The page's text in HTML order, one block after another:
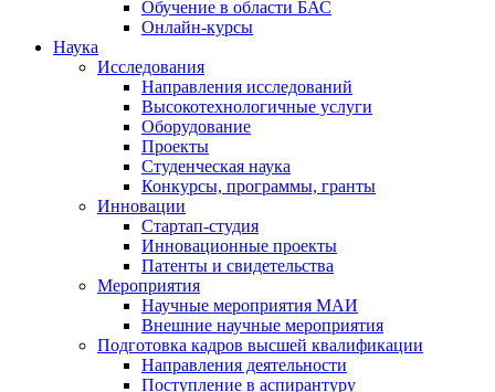
Обучение в области БАС
Онлайн-курсы
Наука
Исследования
Направления исследований
Высокотехнологичные услуги
Оборудование
Проекты
Студенческая наука
Конкурсы, программы, гранты
Инновации
Стартап-студия
Инновационные проекты
Патенты и свидетельства
Мероприятия
Научные мероприятия МАИ
Внешние научные мероприятия
Подготовка кадров высшей квалификации
Направления деятельности
Поступление в аспирантуру